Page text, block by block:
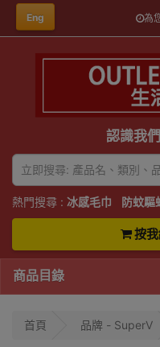
Eng 為
認識我們
熱門搜尋 : 冰感毛巾 防蚊驅
按
商品目錄
首頁 品牌 - SuperV